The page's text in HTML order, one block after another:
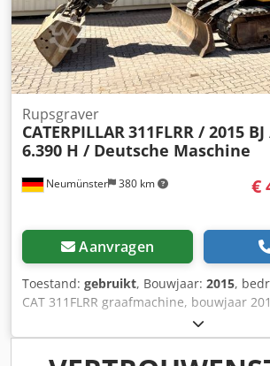
Neumünster 380 km
Rupsgraver
CATERPILLAR 311FLRR / 2015
6.390 H / Deutsche Maschine
€
Aanvragen
Toestand: gebruikt, Bouwjaar: 2015,
CAT 311FLRR graafmachine, bouwjaar
6.390 draaiuren! ---- * Fabrikant: CAT *
Bouwjaar: 2015 * Afgelezen draaiuren:
onderhoud bij ca. 5.960 uur * Inclusief